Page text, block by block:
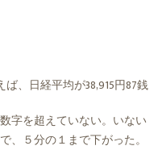
、日経平均が38,915円87銭
字を超えていない。いない
、５分の１まで下がった。